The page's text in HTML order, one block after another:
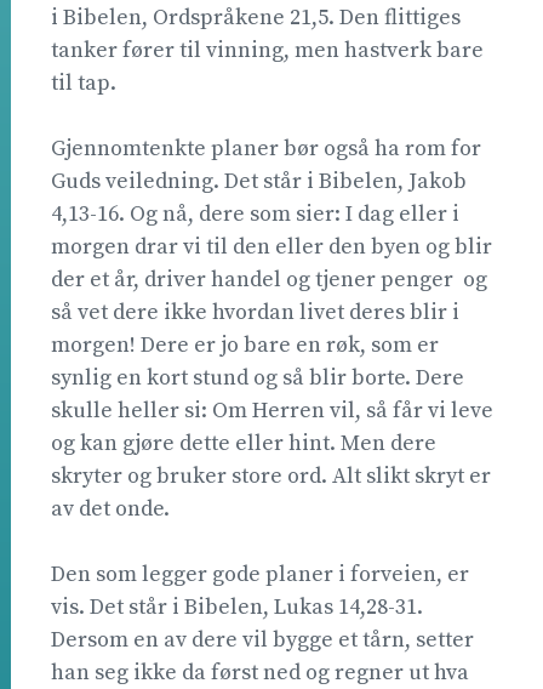
i Bibelen, Ordspråkene 21,5. Den flittiges
tanker fører til vinning, men hastverk bare
til tap.
Gjennomtenkte planer bør også ha rom for
Guds veiledning. Det står i Bibelen, Jakob
4,13-16. Og nå, dere som sier: I dag eller i
morgen drar vi til den eller den byen og blir
der et år, driver handel og tjener penger  og
så vet dere ikke hvordan livet deres blir i
morgen! Dere er jo bare en røk, som er
synlig en kort stund og så blir borte. Dere
skulle heller si: Om Herren vil, så får vi leve
og kan gjøre dette eller hint. Men dere
skryter og bruker store ord. Alt slikt skryt er
av det onde.
Den som legger gode planer i forveien, er
vis. Det står i Bibelen, Lukas 14,28-31.
Dersom en av dere vil bygge et tårn, setter
han seg ikke da først ned og regner ut hva